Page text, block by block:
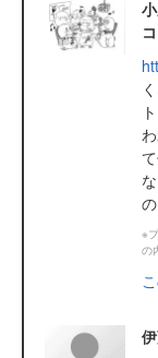
※
の